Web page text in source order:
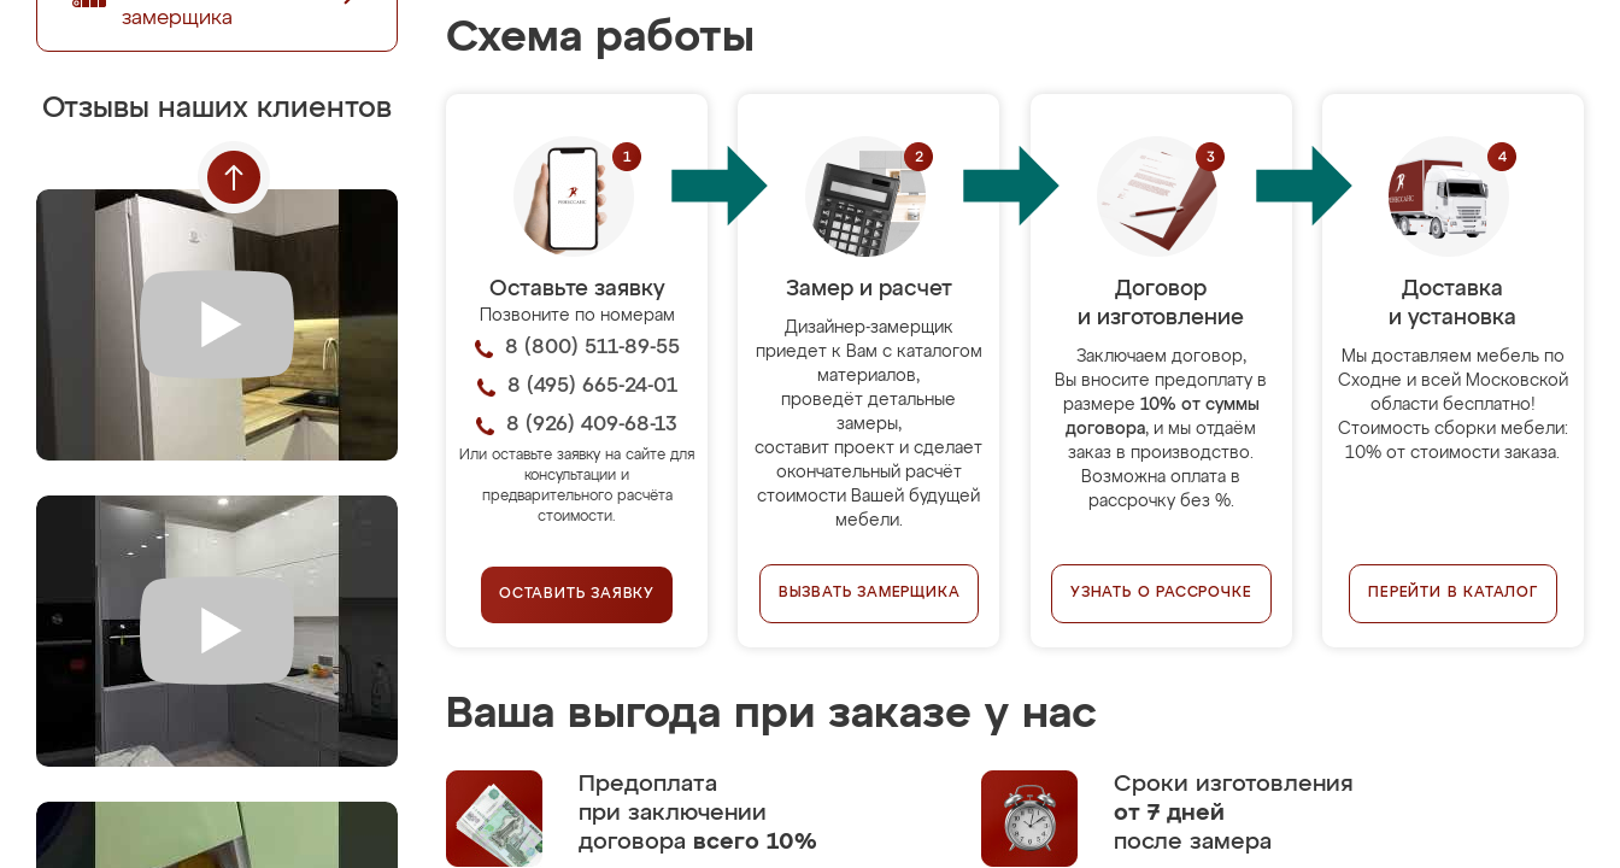
замерщика
Отзывы наших клиентов
Схема работы
Оставьте заявку
Позвоните по номерам
8 (800) 511-89-55
8 (495) 665-24-01
8 (926) 409-68-13
Или оставьте заявку на сайте для
консультации и
предварительного расчёта
стоимости.
ОСТАВИТЬ ЗАЯВКУ
Замер и расчет
Дизайнер-замерщик
приедет к Вам с каталогом
материалов,
проведёт детальные
замеры,
составит проект и сделает
окончательный расчёт
стоимости Вашей будущей
мебели.
ВЫЗВАТЬ ЗАМЕРЩИКА
Договор
и изготовление
Заключаем договор,
Вы вносите предоплату в
размере 10% от суммы
договора, и мы отдаём
заказ в производство.
Возможна оплата в
рассрочку без %.
УЗНАТЬ О РАССРОЧКЕ
Доставка
и установка
Мы доставляем мебель по
Сходне и всей Московской
области бесплатно!
Стоимость сборки мебели:
10% от стоимости заказа.
ПЕРЕЙТИ В КАТАЛОГ
Ваша выгода при заказе у нас
Предоплата
при заключении
договора всего 10%
Сроки изготовления
от 7 дней
после замера